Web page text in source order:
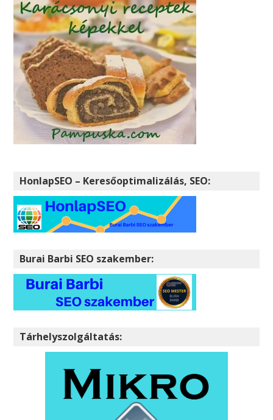
HonlapSEO – Keresőoptimalizálás, SEO:
Burai Barbi SEO szakember:
Tárhelyszolgáltatás: